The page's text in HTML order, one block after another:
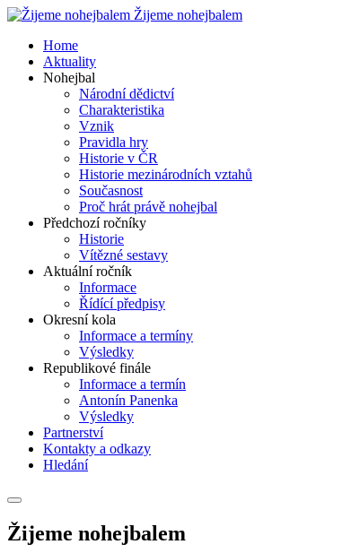
Žijeme nohejbalem
Home
Aktuality
Nohejbal
Národní dědictví
Charakteristika
Vznik
Pravidla hry
Historie v ČR
Historie mezinárodních vztahů
Současnost
Proč hrát právě nohejbal
Předchozí ročníky
Historie
Vítězné sestavy
Aktuální ročník
Informace
Řídící předpisy
Okresní kola
Informace a termíny
Výsledky
Republikové finále
Informace a termín
Antonín Panenka
Výsledky
Partnerství
Kontakty a odkazy
Hledání
Žijeme nohejbalem